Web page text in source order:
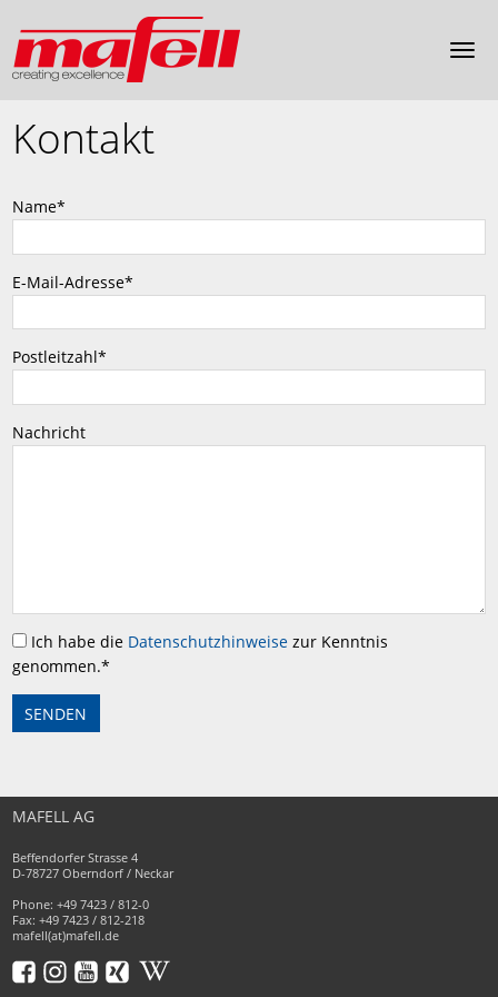
Kontakt
Name*
E-Mail-Adresse*
Postleitzahl*
Nachricht
Ich habe die Datenschutzhinweisezur Kenntnis
genommen.*
MAFELL AG
Beffendorfer Strasse 4
D-78727 Oberndorf / Neckar
Phone: +49 7423 / 812-0
Fax: +49 7423 / 812-218
mafell(at)mafell.de